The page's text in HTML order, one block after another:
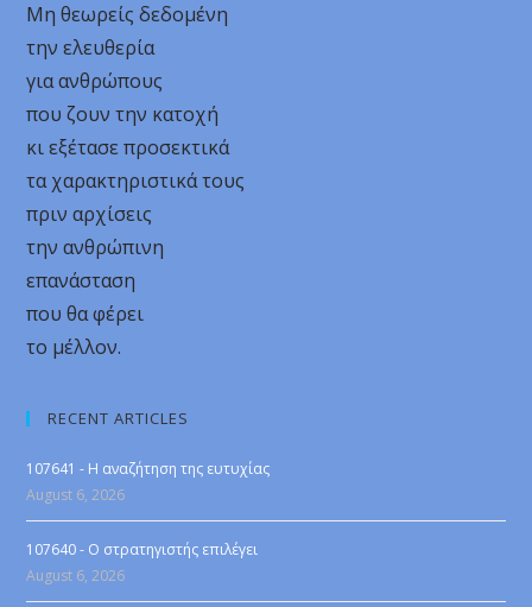
Μη θεωρείς δεδομένη
την ελευθερία
για ανθρώπους
που ζουν την κατοχή
κι εξέτασε προσεκτικά
τα χαρακτηριστικά τους
πριν αρχίσεις
την ανθρώπινη
επανάσταση
που θα φέρει
το μέλλον.
RECENT ARTICLES
107641 - Η αναζήτηση της ευτυχίας
August 6, 2026
107640 - Ο στρατηγιστής επιλέγει
August 6, 2026